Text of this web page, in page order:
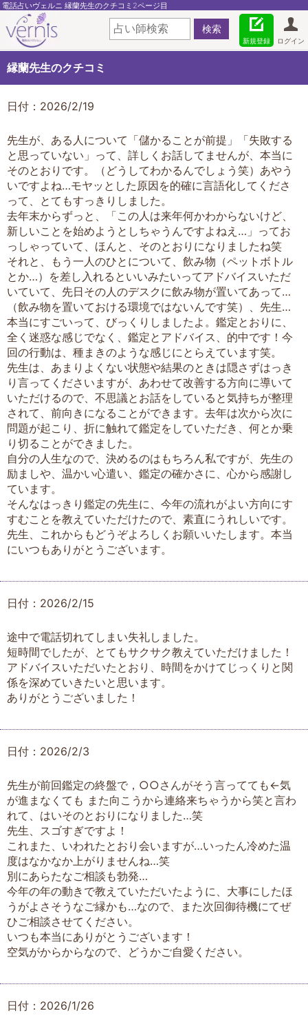
電話占いヴェルニ 縁蘭先生のクチコミ2ページ目
ログイン
新規登録
縁蘭先生のクチコミ
日付：2026/2/19
先生が、ある人について「儲かることが前提」「失敗する
と思っていない」って、詳しくお話してませんが、本当に
そのとおりです。（どうしてわかるんでしょう笑）あやう
いですよね…モヤッとした原因を的確に言語化してくださ
って、とてもすっきりしました。
去年末からずっと、「この人は来年何かわからないけど、
新しいことを始めようとしちゃうんですよねえ…」ってお
っしゃっていて、ほんと、そのとおりになりましたね笑
それと、もう一人のひとについて、飲み物（ペットボトル
とか…）を差し入れるといいみたいってアドバイスいただ
いていて、先日その人のデスクに飲み物が置いてあって…
（飲み物を置いておける環境ではないんです笑）、先生…
本当にすごいって、びっくりしましたよ。鑑定とおりに、
全く迷惑な感じでなく、鑑定とアドバイス、的中です！今
回の行動は、種まきのような感じにとらえています笑。
先生は、あまりよくない状態や結果のときは隠さずはっき
り言ってくださいますが、あわせて改善する方向に導いて
いただけるので、不思議とお話をしていると気持ちが整理
されて、前向きになることができます。去年は次から次に
問題が起こり、折に触れて鑑定をしていただき、何とか乗
り切ることができました。
自分の人生なので、決めるのはもちろん私ですが、先生の
励ましや、温かい心遣い、鑑定の確かさに、心から感謝し
ています。
そんなはっきり鑑定の先生に、今年の流れがよい方向にす
すむことを教えていただけたので、素直にうれしいです。
先生、これからもどうぞよろしくお願いいたします。本当
にいつもありがとうございます。
日付：2026/2/15
途中で電話切れてしまい失礼しました。
短時間でしたが、とてもサクサク教えていただけました！
アドバイスいただいたとおり、時間をかけてじっくりと関
係を深めていきたいと思います。
ありがとうございました！
日付：2026/2/3
先生が前回鑑定の終盤で，○○さんがそう言ってても←気
が進まなくても また向こうから連絡来ちゃうから笑と言わ
れて、はいそのとおりになりました…笑
先生、スゴすぎですよ！
これまた、いわれたとおり会いますが…いったん冷めた温
度はなかなか上がりませんね…笑
別にあらたなご相談も勃発…
今年の年の動きで教えていただいたように、大事にしたほ
うがよさそうなご縁かも…なので、また次回御待機にてぜ
ひご相談させてください。
いつも本当にありがとうございます！
空気がからからなので、どうかご自愛ください。
日付：2026/1/26